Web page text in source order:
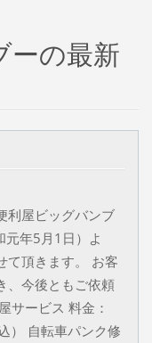
ーの最新
利屋ビッグバンブ
年5月1日）よ
て頂きます。 お客
、今後ともご依頼
サービス 料金：
自転車パンク修